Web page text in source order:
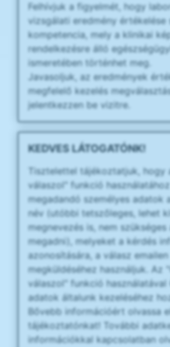
Felhívjuk a figyelmét, hogy
vizsgálati eredmény értékelése
kompetencia, mely a klinikai
rendelkezésre álló
ismeretében történhet meg.
Javasoljuk, az eredmények
megfelelő kezelés
jelentkezzen be vizitre.
KEDVES LÁTOGATÓNK!
Tisztelettel tájékoztatjuk, hogy
válaszol" funkció
megadandó személyes adatok
név (utóbbi tetszőleges, lehet
megnevezés is, nem szükséges
megadni), melyeket a kérdés
azonosítására, a válasz emailen
megküldéséhez használjuk. Az
válaszol" funkció használatával
adatok általunk kezeléséhez
Bővebb információért olvassa
tájékoztatónkat! További
információkkal kapcsolatban